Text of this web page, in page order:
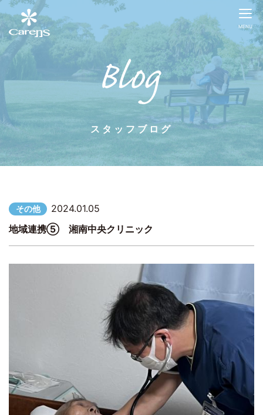
MENU
スタッフブログ
その他
2024.01.05
地域連携⑤ 湘南中央クリニック